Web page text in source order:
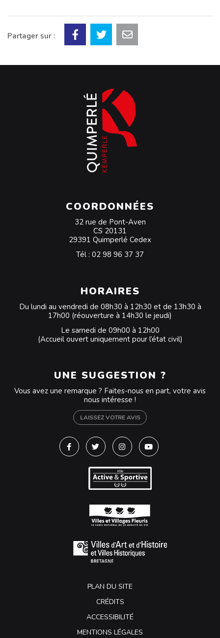
Partager sur :
COORDONNÉES
32 rue de Pont-Aven
CS 20131
29391 Quimperlé Cedex
Tél : 02 98 96 37 37
HORAIRES
Du lundi au vendredi de 08h30 à 12h30 et de 13h30 à
17h00 (réouverture à 14h30 le jeudi)
Le samedi de 09h00 à 12h00
(Accueil ouvert uniquement pour l’état civil)
UNE SUGGESTION ?
Vous avez une remarque ? Faites-nous en part, votre avis
nous intéresse !
LAISSEZ VOTRE AVIS
Lien vers le compte Facebook
Lien vers le compte Twitter
Lien vers le compte
Lien vers la chaîne
PLAN DU SITE
CRÉDITS
ACCESSIBILITÉ
MENTIONS LÉGALES